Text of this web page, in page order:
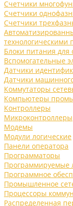
Счетчики
Счетчики
Счетчики
технологическими
Блоки питания для
Вспомогательные
Датчики
Датчики
Коммутаторы
Компьютеры
Контроллеры
Микроконтроллеры
Модемы
Модули логические
Панели оператора
Программаторы
Программируемые
Программное
Промышленное
Процессоры
Распределенная